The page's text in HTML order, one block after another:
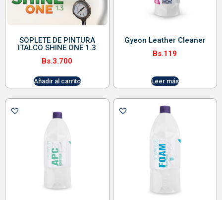
SOPLETE DE PINTURA
ITALCO SHINE ONE 1.3
Bs.3.700
Añadir al carrito
Gyeon Leather Cleaner
Bs.119
Leer más